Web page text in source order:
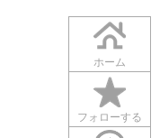
ホーム
フォローする